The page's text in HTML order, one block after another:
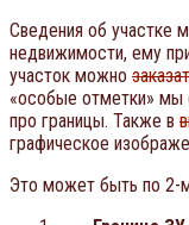
Сведения об участке
недвижимости, ему
участок можно
«особые отметки» мы
про границы. Также в
графическое
Это может быть по 2-